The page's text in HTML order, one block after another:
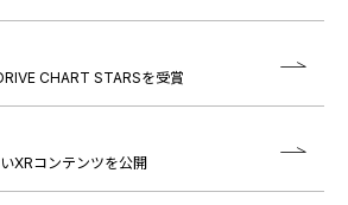
CHART STARSを受賞
XRコンテンツを公開